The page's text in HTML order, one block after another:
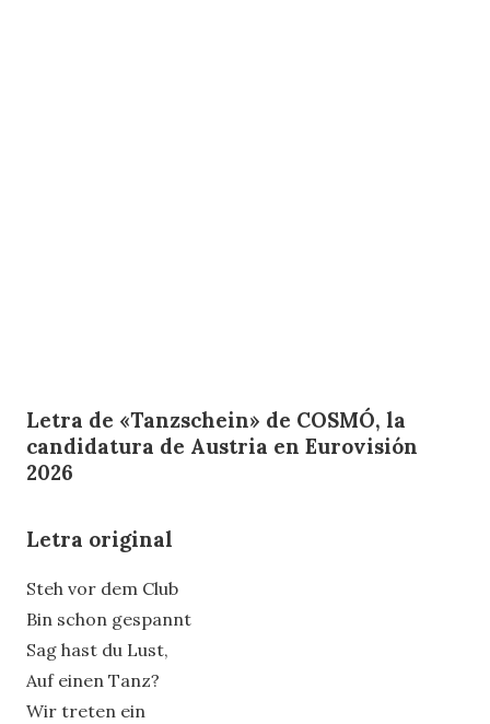
Letra de «Tanzschein» de COSMÓ, la
candidatura de Austria en Eurovisión
2026
Letra original
Steh vor dem Club
Bin schon gespannt
Sag hast du Lust,
Auf einen Tanz?
Wir treten ein